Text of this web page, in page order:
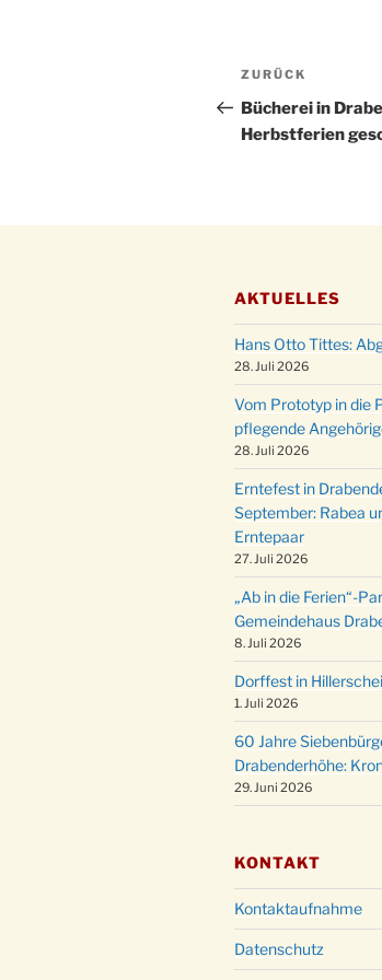
Vorheriger
Beitrag
ZURÜCK
Bücherei in
Herbstferien
AKTUELLES
Hans Otto Tittes:
28. Juli 2026
Vom Prototyp in die
pflegende
28. Juli 2026
Erntefest in
September: Rabea
Erntepaar
27. Juli 2026
„Ab in die Ferien“-
Gemeindehaus
8. Juli 2026
Dorffest in
1. Juli 2026
60 Jahre
Drabenderhöhe:
29. Juni 2026
KONTAKT
Kontaktaufnahme
Datenschutz